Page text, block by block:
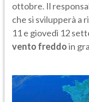
ottobre. Il
che si svilupperà a
11 e giovedì 12
vento freddoin